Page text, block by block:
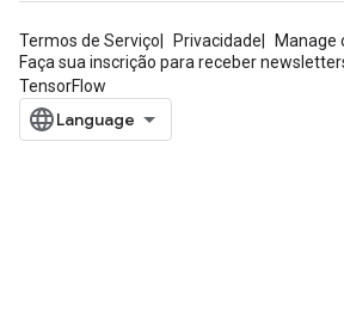
Termos de Serviço Privacidade
Manage
Faça sua inscrição para receber
TensorFlow